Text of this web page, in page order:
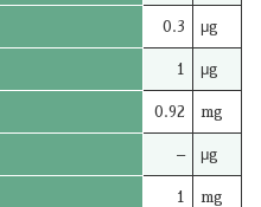
0.3 μg
1 μg
0.92 mg
– μg
1 mg